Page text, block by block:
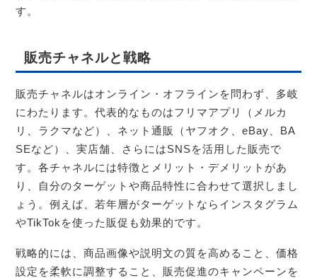
す。
販売チャネルと戦略
販売チャネルはオンライン・オフラインを問わず、多岐
にわたります。代表的なものはフリマアプリ（メルカ
リ、ラクマなど）、ネット通販（ヤフオク、eBay、BA
SEなど）、実店舗、さらにはSNSを活用した販売で
す。各チャネルには特徴とメリット・デメリットがあ
り、自分のターゲットや商品特性に合わせて選択しまし
ょう。例えば、若年層がターゲットならインスタグラム
やTikTokを使った販促も効果的です。
戦略的には、商品画像や説明文の質を高めること、価格
設定を柔軟に調整すること、販売促進のキャンペーンを